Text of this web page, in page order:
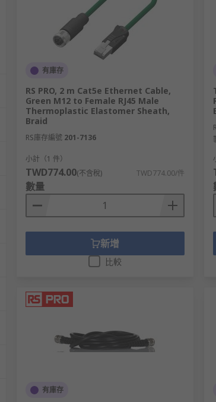
）
），主要用於家庭和商業網路。
的設計，能在較短距離內支持千兆速率。
企業級網路。
55 公尺範圍內支持 10 Gbps 速率，超過此距離
）
長距離高頻寬需求。
有庫存
RS PRO, 2 m Cat5e Ethernet Cable,
Green M12 to Female RJ45 Male
Thermoplastic Elastomer Sheath,
Braid
RS庫存編號 201-7136
小計（1 件）
TWD774.00(不含稅) TWD774.00/件
數量
新增
比較
有庫存